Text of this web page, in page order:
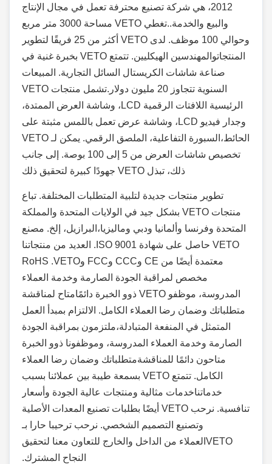
2012، هي شركة تصنيع محترفة تعمل في مجال الإنتاج
والبيع والخدمة..
تغطي VETO مساحة 3000 متر مربع
وحوالي 100 موظف. لدى VETO أكثر من 25 فريقًا لتطوير
المنتجاتو
المهندسين الهيكليين. تتمتع VETO بخبرة غنية في
صناعة شاشات الكريستال السائل التجارية. المبيعات
السنوية تتجاوز 20 مليون دولار.
تشمل منتجات VETO
الرئيسية اللافتات الرقمية LCD، وشاشة العرض الممتدة،
وجدار فيديو LCD، وشاشة عرض تعمل باللمس مثبتة على
الحائط،
السبورة التفاعلية، الملصق الرقمي. يمكن لـ VETO
تخصيص شاشات العرض من 5 إلى 100 بوصة. إلى جانب
ذلك، تبذل VETO جهودًا كبيرة لتحقيق ذلك
تطوير منتجات جديدة لتلبية المتطلبات المختلفة. تباع
منتجات VETO بشكل جيد في الولايات المتحدة والمملكة
المتحدة وفرنسا وألمانيا ودبي وماليزيا، البرازيل، إلخ. مصنع
VETO حاصل على شهادة ISO 9001. العديد من منتجاتنا
معتمدة أيضًا من CE وCCC وFCC و
RoHS .VETO
مخصص لمراقبة الجودة الصارمة وخدمة العملاء
المدروسة، موظفو VETO ذوو الخبرة دائمًا
متاح لمناقشة
متطلباتك وضمان رضا العملاء الكامل. الالتزام بمبدأ العمل
المتمثل في المنفعة المتبادلة،ملتزمون بمراقبة الجودة
الصارمة وخدمة العملاء المدروسة، وموظفونا ذوو الخبرة
متاحون دائمًا للمناقشةمتطلباتك وضمان رضا العملاء
الكامل. تتمتع VETO بسمعة طيبة بين عملائنا بسبب
خدماتناخدمات مثالية ومنتجات عالية الجودة وأسعار
تنافسية. نرحب VETO أيضًا بطلبات تصنيع المعدات الأصلية
وتصنيع التصميم الشخصي. نرحب ترحيبا حارا بـ
VETO العملاء من الداخل والخارج للتعاون معنا لتحقيق
النجاح المشترك.